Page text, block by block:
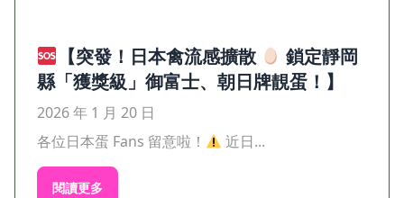
【突發！日本禽流感擴散
鎖定靜岡
縣「獲獎級」御富士、朝日牌靚蛋！】
2026 年 1 月 20 日
各位日本蛋 Fans 留意啦！
近日...
閱讀更多